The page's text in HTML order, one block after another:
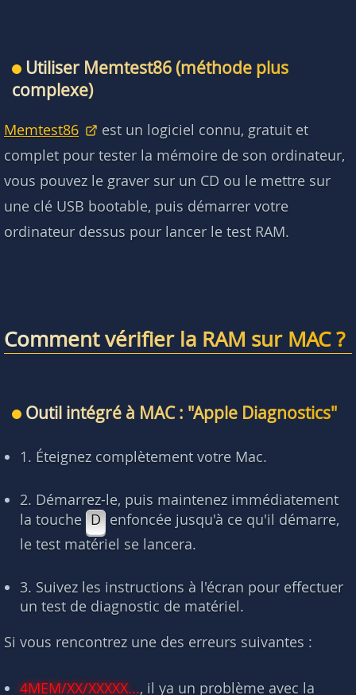
Utiliser Memtest86 (méthode plus
complexe)
Memtest86
est un logiciel connu, gratuit et
complet pour tester la mémoire de son ordinateur,
vous pouvez le graver sur un CD ou le mettre sur
une clé USB bootable, puis démarrer votre
ordinateur dessus pour lancer le test RAM.
Comment vérifier la RAM sur MAC ?
Outil intégré à MAC : "Apple Diagnostics"
1. Éteignez complètement votre Mac.
2. Démarrez-le, puis maintenez immédiatement
la touche D enfoncée jusqu'à ce qu'il démarre,
le test matériel se lancera.
3. Suivez les instructions à l'écran pour effectuer
un test de diagnostic de matériel.
Si vous rencontrez une des erreurs suivantes :
4MEM/XX/XXXXX..., il ya un problème avec la